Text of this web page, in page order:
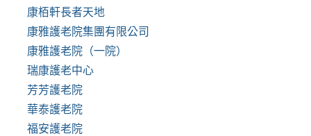
康栢軒長者天地
康雅護老院集團有限公司
康雅護老院（一院）
瑞康護老中心
芳芳護老院
華泰護老院
福安護老院